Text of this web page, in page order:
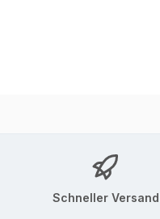
Schneller Versand